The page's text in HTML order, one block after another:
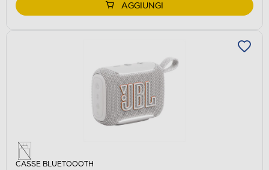
AGGIUNGI
CASSE BLUETOOOTH